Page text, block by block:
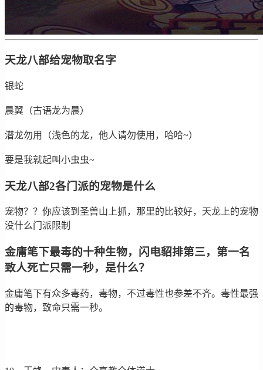
天龙八部给宠物取名字
银蛇
晨翼（古语龙为晨）
潜龙勿用（浅色的龙，他人请勿使用，哈哈~）
要是我就起叫小虫虫~
天龙八部2各门派的宠物是什么
宠物？？你应该到圣兽山上抓，那里的比较好，天龙上的宠物
没什么门派限制
金庸笔下最毒的十种生物，闪电貂排第三，第一名
致人死亡只需一秒，是什么？
金庸笔下有众多毒药，毒物，不过毒性也参差不齐。毒性最强
的毒物，致命只需一秒。